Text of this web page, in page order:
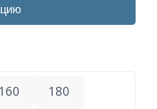
160
180